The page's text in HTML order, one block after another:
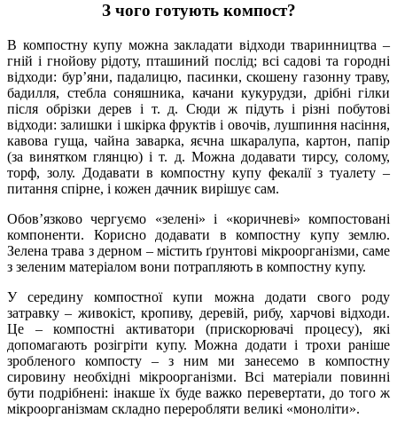
З чого готують компост?
В компостну купу можна закладати відходи тваринництва –
гній і гнойову рідоту, пташиний послід; всі садові та городні
відходи: бур’яни, падалицю, пасинки, скошену газонну траву,
бадилля, стебла соняшника, качани кукурудзи, дрібні гілки
після обрізки дерев і т. д. Сюди ж підуть і різні побутові
відходи: залишки і шкірка фруктів і овочів, лушпиння насіння,
кавова гуща, чайна заварка, яєчна шкаралупа, картон, папір
(за винятком глянцю) і т. д. Можна додавати тирсу, солому,
торф, золу. Додавати в компостну купу фекалії з туалету –
питання спірне, і кожен дачник вирішує сам.
Обов’язково чергуємо «зелені» і «коричневі» компостовані
компоненти. Корисно додавати в компостну купу землю.
Зелена трава з дерном – містить ґрунтові мікроорганізми, саме
з зеленим матеріалом вони потрапляють в компостну купу.
У середину компостної купи можна додати свого роду
затравку – живокіст, кропиву, деревій, рибу, харчові відходи.
Це – компостні активатори (прискорювачі процесу), які
допомагають розігріти купу. Можна додати і трохи раніше
зробленого компосту – з ним ми занесемо в компостну
сировину необхідні мікроорганізми. Всі матеріали повинні
бути подрібнені: інакше їх буде важко перевертати, до того ж
мікроорганізмам складно переробляти великі «моноліти».